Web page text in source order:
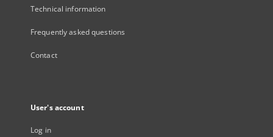
Technical information
Frequently asked questions
Contact
User's account
Log in